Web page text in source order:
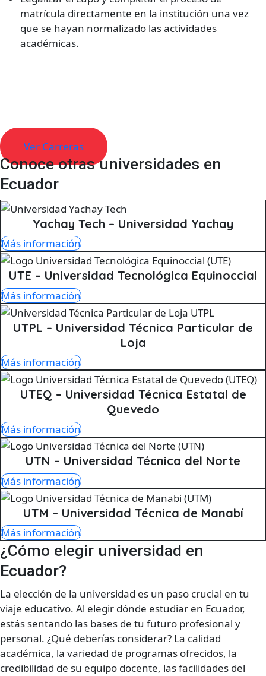
matrícula directamente en la institución una vez
que se hayan normalizado las actividades
académicas.
Ver Carreras
Conoce otras universidades en
Ecuador
Yachay Tech – Universidad Yachay
Más información
UTE – Universidad Tecnológica Equinoccial
Más información
UTPL – Universidad Técnica Particular de
Loja
Más información
UTEQ – Universidad Técnica Estatal de
Quevedo
Más información
UTN – Universidad Técnica del Norte
Más información
UTM – Universidad Técnica de Manabí
Más información
¿Cómo elegir universidad en
Ecuador?
La elección de la universidad es un paso crucial en tu
viaje educativo. Al elegir dónde estudiar en Ecuador,
estás sentando las bases de tu futuro profesional y
personal. ¿Qué deberías considerar? La calidad
académica, la variedad de programas ofrecidos, la
credibilidad de su equipo docente, las facilidades del